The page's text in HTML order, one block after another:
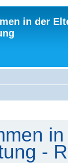
in der
-